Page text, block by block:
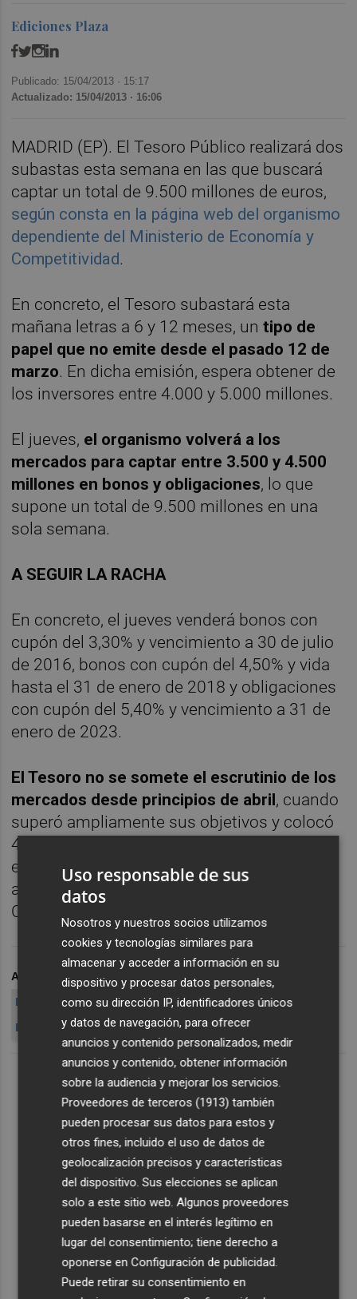
Ediciones Plaza
Publicado: 15/04/2013 · 15:17
Actualizado: 15/04/2013 · 16:06
MADRID (EP). El Tesoro Público realizará dos
subastas esta semana en las que buscará
captar un total de 9.500 millones de euros,
según consta en la página web del organismo
dependiente del Ministerio de Economía y
Competitividad.
En concreto, el Tesoro subastará esta
mañana letras a 6 y 12 meses, untipo de
papel que no emite desde el pasado 12 de
marzo. En dicha emisión, espera obtener de
los inversores entre 4.000 y 5.000 millones.
El jueves, el organismo volverá a los
mercados para captar entre 3.500 y 4.500
millones en bonos y obligaciones, lo que
supone un total de 9.500 millones en una
sola semana.
A SEGUIR LA RACHA
En concreto, el jueves venderá bonos con
cupón del 3,30% y vencimiento a 30 de julio
de 2016, bonos con cupón del 4,50% y vida
hasta el 31 de enero de 2018 y obligaciones
con cupón del 5,40% y vencimiento a 31 de
enero de 2023.
El Tesoro no se somete el escrutinio de los
mercados desde principios de abril, cuando
superó ampliamente sus objetivos y colocó
4.307,43 millones en bonos y obligaciones
en medio de las tensiones de los mercados
ante las incertidumbres del rescate de
Chipre.
ARCHIVADO EN TESORO EMISION
PAGARÉS
LETRAS
BONOS OBLIGACIONES
BANCO DE ESPAÑA
ESPAÑA
ESCÁNDALOS EN
Uso responsable de sus
datos
Nosotros y nuestros socios utilizamos
cookies y tecnologías similares para
almacenar y acceder a información en su
dispositivo y procesar datos personales,
como su dirección IP, identificadores únicos
y datos de navegación, para ofrecer
anuncios y contenido personalizados, medir
anuncios y contenido, obtener información
sobre la audiencia y mejorar los servicios.
Proveedores de terceros (1913) también
pueden procesar sus datos para estos y
otros fines, incluido el uso de datos de
geolocalización precisos y características
del dispositivo. Sus elecciones se aplican
solo a este sitio web. Algunos proveedores
pueden basarse en el interés legítimo en
lugar del consentimiento; tiene derecho a
oponerse enConfiguración de publicidad
Puede retirar su consentimiento en